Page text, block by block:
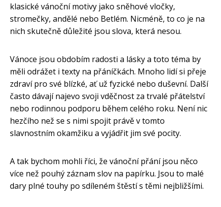
klasické vánoční motivy jako sněhové vločky,
stromečky, andělé nebo Betlém. Nicméně, to co je na
nich skutečně důležité jsou slova, která nesou.
Vánoce jsou obdobím radosti a lásky a toto téma by
měli odrážet i texty na přáníčkách. Mnoho lidí si přeje
zdraví pro své blízké, ať už fyzické nebo duševní. Další
často dávají najevo svoji vděčnost za trvalé přátelství
nebo rodinnou podporu během celého roku. Není nic
hezčího než se s nimi spojit právě v tomto
slavnostním okamžiku a vyjádřit jim své pocity.
A tak bychom mohli říci, že vánoční přání jsou něco
více než pouhý záznam slov na papírku. Jsou to malé
dary plné touhy po sdíleném štěstí s těmi nejbližšími.